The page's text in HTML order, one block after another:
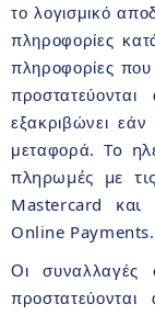
το λογισμικό
πληροφορίες
πληροφορίες
εξακριβώνει
μεταφορά.Το
πληρωμές με
Mastercard
Online Payments.
Οι συναλλαγές